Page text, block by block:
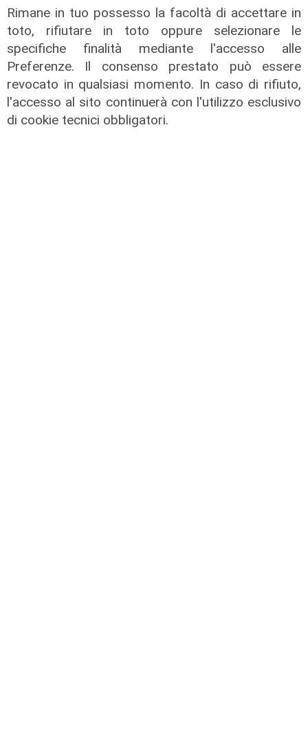
Rimane in tuo possesso la facoltà di accettare in
toto, rifiutare in toto oppure selezionare le
specifiche finalità mediante l'accesso alle
Preferenze. Il consenso prestato può essere
revocato in qualsiasi momento. In caso di rifiuto,
l'accesso al sito continuerà con l'utilizzo esclusivo
di cookie tecnici obbligatori.
We are Genoa, puntata del
29/06/2026
di Redazione